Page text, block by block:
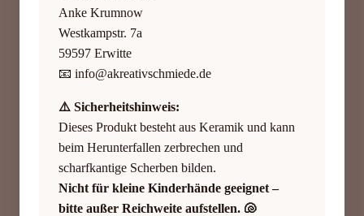
Anke Krumnow
Westkampstr. 7a
59597 Erwitte
📧 info@akreativschmiede.de
⚠️ Sicherheitshinweis:
Dieses Produkt besteht aus Keramik und kann
beim Herunterfallen zerbrechen und
scharfkantige Scherben bilden.
Nicht für kleine Kinderhände geeignet –
bitte außer Reichweite aufstellen. 🐚